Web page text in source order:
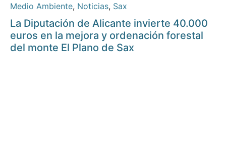
Medio Ambiente, Noticias, Sax
La Diputación de Alicante invierte 40.000
euros en la mejora y ordenación forestal
del monte El Plano de Sax